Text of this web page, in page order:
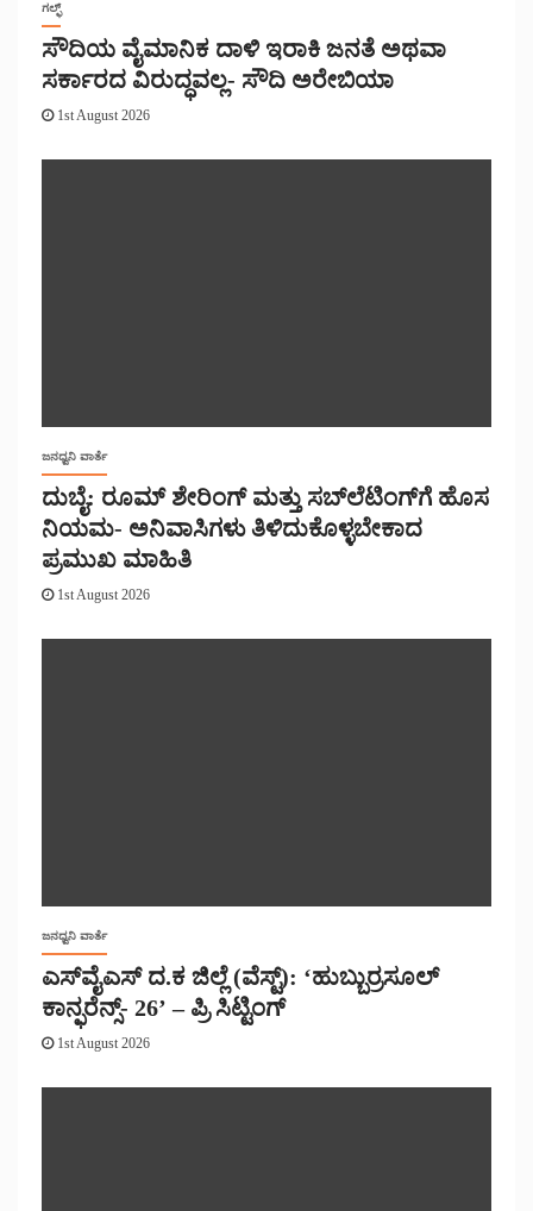
ಗಲ್ಫ್
ಸೌದಿಯ ವೈಮಾನಿಕ ದಾಳಿ ಇರಾಕಿ ಜನತೆ ಅಥವಾ
ಸರ್ಕಾರದ ವಿರುದ್ಧವಲ್ಲ- ಸೌದಿ ಅರೇಬಿಯಾ
1st August 2026
ಜನಧ್ವನಿ ವಾರ್ತೆ
ದುಬೈ: ರೂಮ್ ಶೇರಿಂಗ್ ಮತ್ತು ಸಬ್‌ಲೆಟಿಂಗ್‌ಗೆ ಹೊಸ
ನಿಯಮ- ಅನಿವಾಸಿಗಳು ತಿಳಿದುಕೊಳ್ಳಬೇಕಾದ
ಪ್ರಮುಖ ಮಾಹಿತಿ
1st August 2026
ಜನಧ್ವನಿ ವಾರ್ತೆ
ಎಸ್‌ವೈಎಸ್ ದ.ಕ ಜಿಲ್ಲೆ (ವೆಸ್ಟ್): ‘ಹುಬ್ಬುರ್ರಸೂಲ್
ಕಾನ್ಫರೆನ್ಸ್- 26’ – ಪ್ರಿ ಸಿಟ್ಟಿಂಗ್
1st August 2026